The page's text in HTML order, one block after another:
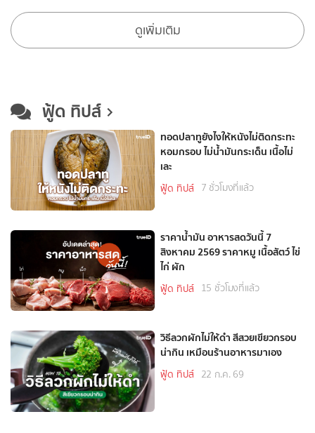
ดูเพิ่มเติม
ฟู้ด ทิปส์
ทอดปลาทูยังไงให้หนังไม่ติดกระทะ
หอมกรอบ ไม่น้ำมันกระเด็น เนื้อไม่
เละ
ฟู้ด ทิปส์ 7 ชั่วโมงที่แล้ว
ราคาน้ำมัน อาหารสดวันนี้ 7
สิงหาคม 2569 ราคาหมู เนื้อสัตว์ ไข่
ไก่ ผัก
ฟู้ด ทิปส์ 15 ชั่วโมงที่แล้ว
วิธีลวกผักไม่ให้ดำ สีสวยเขียวกรอบ
น่ากิน เหมือนร้านอาหารมาเอง
ฟู้ด ทิปส์ 22 ก.ค. 69